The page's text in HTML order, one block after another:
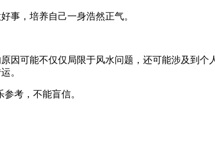
事，培养自己一身浩然正气。
因可能不仅仅局限于风水问题，还可能涉及到个
。
考，不能盲信。